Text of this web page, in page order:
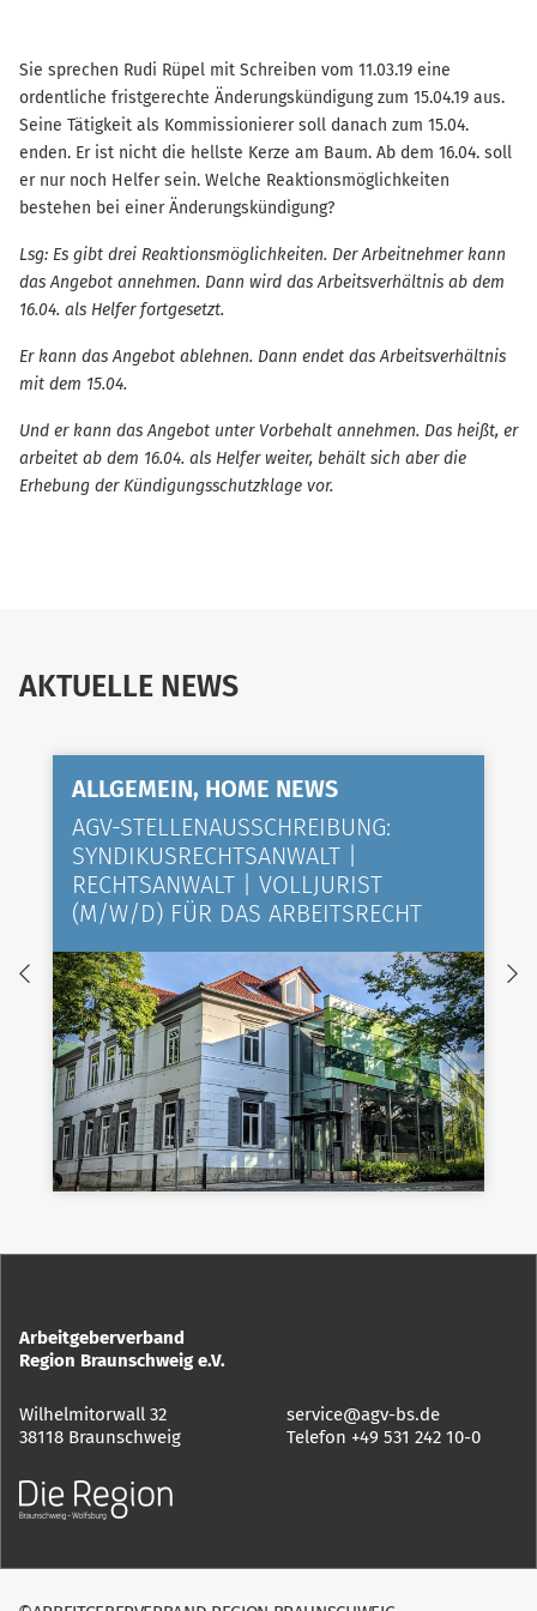
Sie sprechen Rudi Rüpel mit Schreiben vom 11.03.19 eine
ordentliche fristgerechte Änderungskündigung zum 15.04.19 aus.
Seine Tätigkeit als Kommissionierer soll danach zum 15.04.
enden. Er ist nicht die hellste Kerze am Baum. Ab dem 16.04. soll
er nur noch Helfer sein. Welche Reaktionsmöglichkeiten
bestehen bei einer Änderungskündigung?
Lsg: Es gibt drei Reaktionsmöglichkeiten. Der Arbeitnehmer kann
das Angebot annehmen. Dann wird das Arbeitsverhältnis ab dem
16.04. als Helfer fortgesetzt.
Er kann das Angebot ablehnen. Dann endet das Arbeitsverhältnis
mit dem 15.04.
Und er kann das Angebot unter Vorbehalt annehmen. Das heißt, er
arbeitet ab dem 16.04. als Helfer weiter, behält sich aber die
Erhebung der Kündigungsschutzklage vor.
AKTUELLE NEWS
ALLGEMEIN, HOME NEWS
AGV-STELLENAUSSCHREIBUNG:
SYNDIKUSRECHTSANWALT |
RECHTSANWALT | VOLLJURIST
(M/W/D) FÜR DAS ARBEITSRECHT
Arbeitgeberverband
Region Braunschweig e.V.
Wilhelmitorwall 32
38118 Braunschweig
service@agv-bs.de
Telefon +49 531 242 10-0